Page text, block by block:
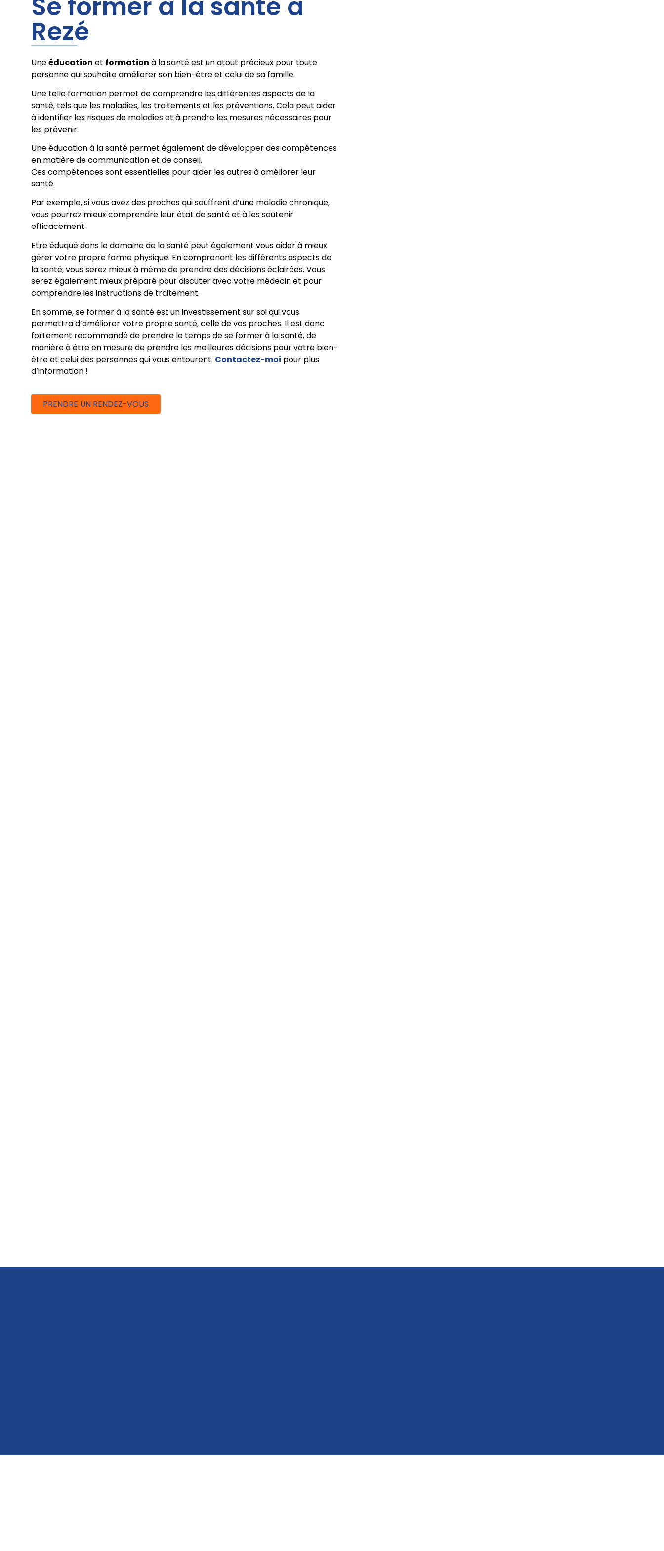
Se former à la santé a
Rezé
Uneéducation et formation à la santé est un atout précieux pour toute
personne qui souhaite améliorer son bien-être et celui de sa famille.
Une telle formation permet de comprendre les différentes aspects de la
santé, tels que les maladies, les traitements et les préventions. Cela peut aider
à identifier les risques de maladies et à prendre les mesures nécessaires pour
les prévenir.
Une éducation à la santé permet également de développer des compétences
en matière de communication et de conseil.
Ces compétences sont essentielles pour aider les autres à améliorer leur
santé.
Par exemple, si vous avez des proches qui souffrent d’une maladie chronique,
vous pourrez mieux comprendre leur état de santé et à les soutenir
efficacement.
Etre éduqué dans le domaine de la santé peut également vous aider à mieux
gérer votre propre forme physique. En comprenant les différents aspects de
la santé, vous serez mieux à même de prendre des décisions éclairées. Vous
serez également mieux préparé pour discuter avec votre médecin et pour
comprendre les instructions de traitement.
En somme, se former à la santé est un investissement sur soi qui vous
permettra d’améliorer votre propre santé, celle de vos proches. Il est donc
fortement recommandé de prendre le temps de se former à la santé, de
manière à être en mesure de prendre les meilleures décisions pour votre bien-
être et celui des personnes qui vous entourent. Contactez-moi pour plus
d’information !
PRENDRE UN RENDEZ-VOUS